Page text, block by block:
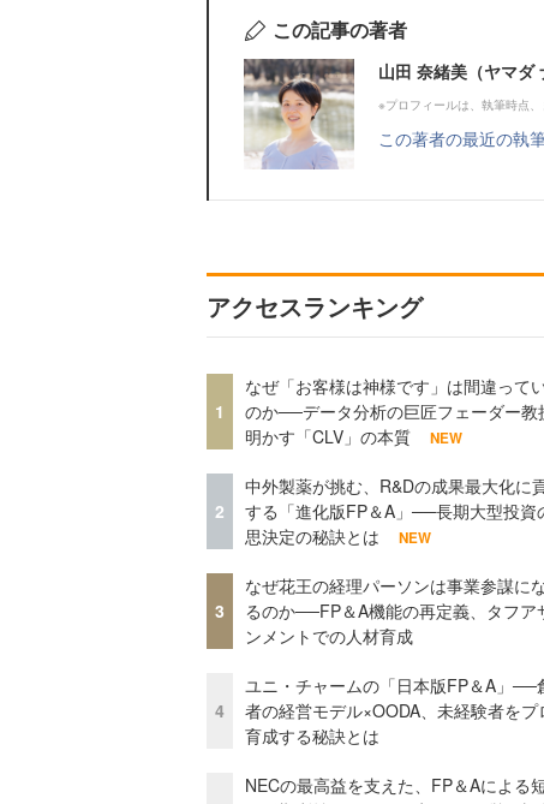
この記事の著者
山田 奈緒美（ヤマダ
※プロフィールは、執筆時点
この著者の最近の執
アクセスランキング
1
なぜ「お客様は神様です」は間違って
のか──データ分析の巨匠フェーダー教
明かす「CLV」の本質
NEW
2
中外製薬が挑む、R&Dの成果最大化に
する「進化版FP＆A」──長期大型投資
思決定の秘訣とは
NEW
3
なぜ花王の経理パーソンは事業参謀に
るのか──FP＆A機能の再定義、タフア
ンメントでの人材育成
4
ユニ・チャームの「日本版FP＆A」──
者の経営モデル×OODA、未経験者をプ
育成する秘訣とは
NECの最高益を支えた、FP＆Aによる